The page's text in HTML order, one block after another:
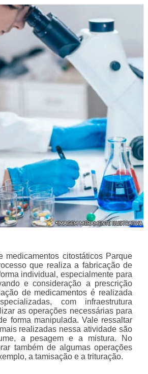
medicamentos citostáticos Parque
que realiza a fabricação de
individual, especialmente para
e consideração a prescrição
de medicamentos é realizada
com infraestrutura
as operações necessárias para
forma manipulada. Vale ressaltar
realizadas nessa atividade são
a pesagem e a mistura. No
também de algumas operações
a tamisação e a trituração.